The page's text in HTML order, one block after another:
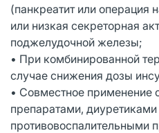
(панкреатит или операция
или низкая секреторная
поджелудочной железы;
• При комбинированной
случае снижения дозы
• Совместное применение
препаратами,
противовоспалительными